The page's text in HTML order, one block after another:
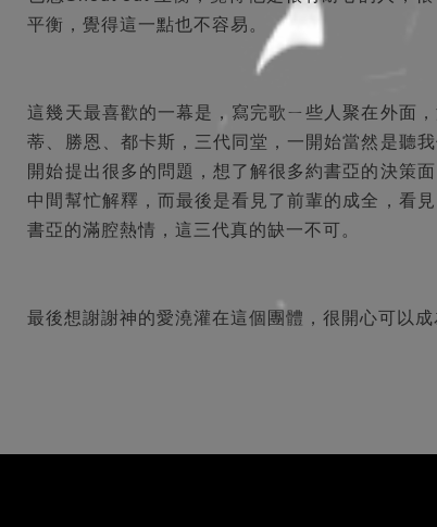
平衡，覺得這一點也不容易。
這幾天最喜歡的一幕是，寫完歌ㄧ些人聚在外面
蒂、勝恩、都卡斯，三代同堂，一開始當然是聽
開始提出很多的問題，想了解很多約書亞的決策
中間幫忙解釋，而最後是看見了前輩的成全，看
書亞的滿腔熱情，這三代真的缺一不可。
最後想謝謝神的愛澆灌在這個團體，很開心可以成